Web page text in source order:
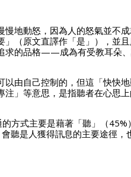
地動怒，因為人的怒氣並不
（原文直譯作「是」），並且
求的品格——成為有受教耳朵
由自己控制的，但這「快快
」等意思，是指聽者在心思
方式主要是藉著「聽」（45%
聽是人獲得訊息的主要途徑，